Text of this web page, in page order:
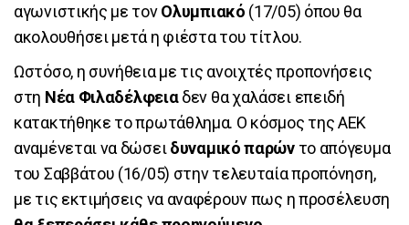
αγωνιστικής με τονΟλυμπιακό (17/05) όπου θα
ακολουθήσει μετά η φιέστα του τίτλου.
Ωστόσο, η συνήθεια με τις ανοιχτές προπονήσεις
στη Νέα Φιλαδέλφειαδεν θα χαλάσει επειδή
κατακτήθηκε το πρωτάθλημα. Ο κόσμος της ΑΕΚ
αναμένεται να δώσειδυναμικό παρώντο απόγευμα
του Σαββάτου (16/05) στην τελευταία προπόνηση,
με τις εκτιμήσεις να αναφέρουν πως η προσέλευση